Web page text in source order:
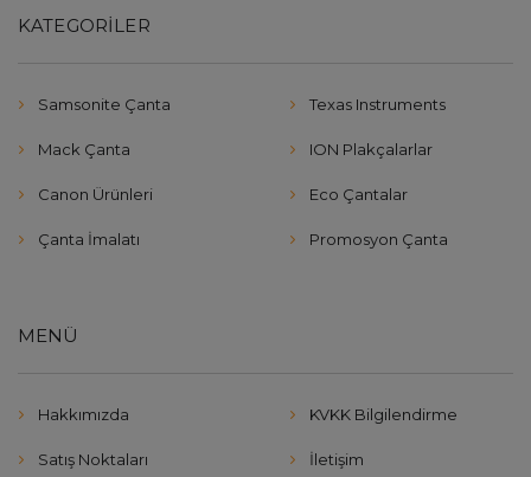
KATEGORILER
Samsonite Çanta Texas Instruments
Mack Çanta ION Plakçalarlar
Canon Ürünleri Eco Çantalar
Çanta İmalatı Promosyon Çanta
MENÜ
Hakkımızda KVKK Bilgilendirme
Satış Noktaları İletişim